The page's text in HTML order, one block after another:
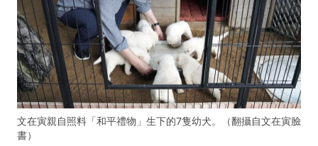
文在寅親自照料「和平禮物」生下的7隻幼犬。（翻攝自文在寅臉
書）